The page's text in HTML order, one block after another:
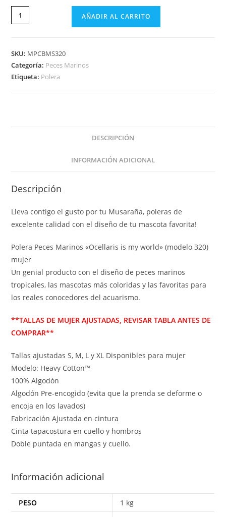
AÑADIR AL CARRITO
SKU: MPCBMS320
Categoría: Peces Marinos
Etiqueta: Polera
DESCRIPCIÓN
INFORMACIÓN ADICIONAL
Descripción
Lleva contigo el gusto por tu Musaraña, poleras de
excelente calidad con el diseño de tu mascota favorita!
Polera Peces Marinos «Ocellaris is my world» (modelo 320)
mujer
Un genial producto con el diseño de peces marinos
tropicales, las mascotas más coloridas y las favoritas para
los reales conocedores del acuarismo.
**TALLAS DE MUJER AJUSTADAS, REVISAR TABLA ANTES DE
COMPRAR**
Tallas ajustadas S, M, L y XL Disponibles para mujer
Modelo: Heavy Cotton™
100% Algodón
Algodón Pre-encogido (evita que la prenda se deforme o
encoja en los lavados)
Fabricación Ajustada en cintura
Cinta tapacostura en cuello y hombros
Doble puntada en mangas y cuello.
Información adicional
PESO
1 kg